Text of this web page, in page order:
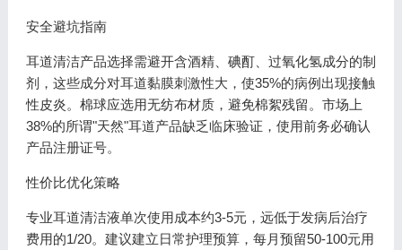
安全避坑指南
耳道清洁产品选择需避开含酒精、碘酊、过氧化氢成分的制
剂，这些成分对耳道黏膜刺激性大，使35%的病例出现接触
性皮炎。棉球应选用无纺布材质，避免棉絮残留。市场上
38%的所谓"天然"耳道产品缺乏临床验证，使用前务必确认
产品注册证号。
性价比优化策略
专业耳道清洁液单次使用成本约3-5元，远低于发病后治疗
费用的1/20。建议建立日常护理预算，每月预留50-100元用